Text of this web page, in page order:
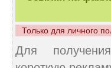
Только для личного
Для